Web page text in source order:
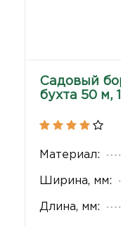
Садовый
бухта 50 м,
Материал:
Ширина, мм:
Длина, мм: